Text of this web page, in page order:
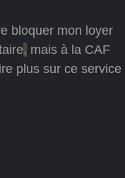
bloquer mon loyer
, mais à la CAF
plus sur ce service